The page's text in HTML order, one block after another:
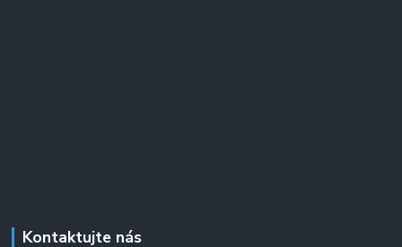
Kontaktujte nás